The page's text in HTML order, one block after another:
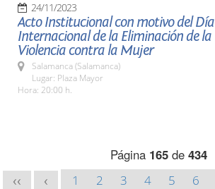
24/11/2023
Acto Institucional con motivo del Día
Internacional de la Eliminación de la
Violencia contra la Mujer
Salamanca (Salamanca)
Lugar: Plaza Mayor
Hora: 20:00 h.
Página 165de 434
<< < 1 2 3 4 5 6